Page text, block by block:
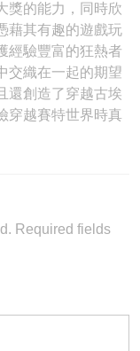
獎的能力，同時欣
藉其有趣的遊戲玩
經驗豐富的狂熱者
交織在一起的期望
還創造了穿越古埃
穿越賽特世界時真
Required fields